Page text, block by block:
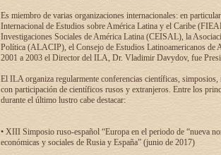
Es miembro de varias organizaciones internacionales: en
Internacional de Estudios sobre América Latina y el Caribe
Investigaciones Sociales de América Latina (CEISAL), la
Política (ALACIP), el Consejo de Estudios Latinoamericanos de
2001 a 2003 el Director del ILA, Dr. Vladimir Davydov, fue
El ILA organiza regularmente conferencias científicas, simposios,
con participación de científicos rusos y extranjeros. Entre los
durante el último lustro cabe destacar:
• XIII Simposio ruso-español “Europa en el periodo de “nueva
económicas y sociales de Rusia y España” (junio de 2017)